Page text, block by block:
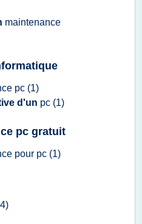
maintenance
pc (1)
d'un pc (1)
pc gratuit
pour pc (1)